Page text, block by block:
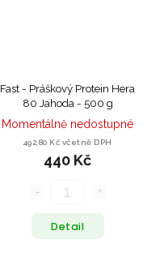
Fast - Práškový Protein Hera
80 Jahoda - 500 g
Momentálně nedostupné
492,80 Kč včetně DPH
440 Kč
Detail